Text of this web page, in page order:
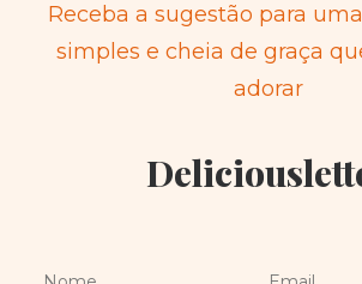
Receba a sugestão para
simples e cheia de graça
adorar